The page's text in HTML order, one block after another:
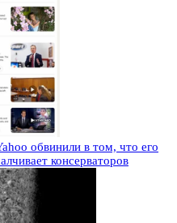
обвинили в том, что его
консерваторов